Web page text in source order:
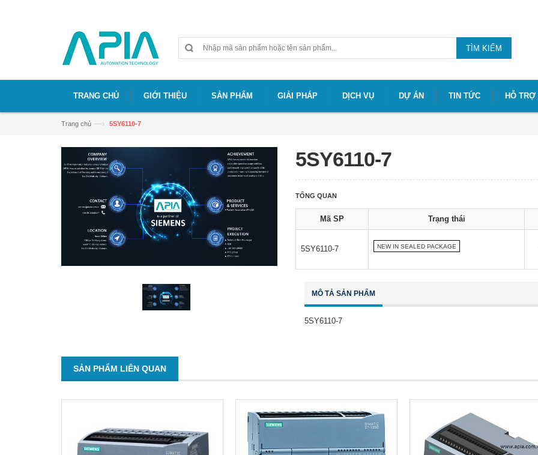
TÌM KIẾM
TRANG CHỦ GIỚI THIỆU SẢN PHẨM GIẢI PHÁP DỊCH VỤ DỰ ÁN TIN TỨC HỖ TRỢ
Trang chủ —› 5SY6110-7
5SY6110-7
TỔNG QUAN
Mã SP Trạng thái
5SY6110-7 NEW IN SEALED PACKAGE
MÔ TẢ SẢN PHẨM
5SY6110-7
SẢN PHẨM LIÊN QUAN